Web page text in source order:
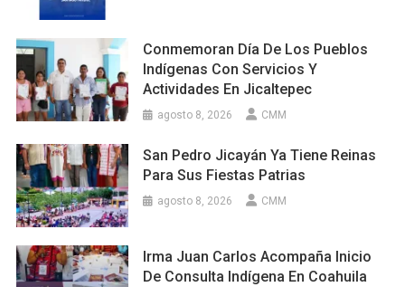
Conmemoran Día De Los Pueblos
Indígenas Con Servicios Y
Actividades En Jicaltepec
agosto 8, 2026 CMM
San Pedro Jicayán Ya Tiene Reinas
Para Sus Fiestas Patrias
agosto 8, 2026 CMM
Irma Juan Carlos Acompaña Inicio
De Consulta Indígena En Coahuila